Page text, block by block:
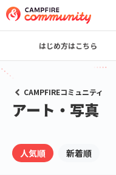
はじめ方はこちら
CAMPFIREコミュニティ
アート・写真
人気順 新着順